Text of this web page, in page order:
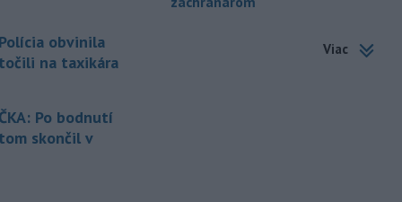
Polícia obvinila
na taxikára
Po bodnutí
skončil v
Austrálsky úrad pre
Viac